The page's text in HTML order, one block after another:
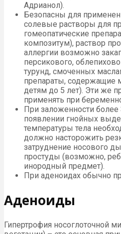
Адрианол).
Безопасны для
солевые растворы для
гомеопатические
композитум), раствор
аллергии возможно
персикового,
турунд, смоченных
препараты, содержащие
детям до 5 лет). Эти же
применять при
При заложенности
появлении гнойных
температуры тела
должно насторожить
затруднение носового
простуды (возможно,
инородный предмет).
При аденоидах обычно
Аденоиды
Гипертрофия носоглоточной